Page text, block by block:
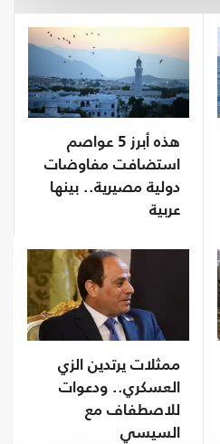
هذه أبرز 5 عواصم
استضافت مفاوضات
دولية مصيرية.. بينها
عربية
ممثلات يرتدين الزي
العسكري.. ودعوات
للاصطفاف مع
السيسي